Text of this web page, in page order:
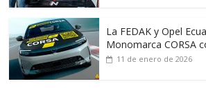
La FEDAK y Opel
Monomarca CORSA
11 de enero de 2026